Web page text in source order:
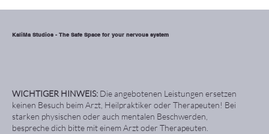
KaliMa Studios - The Safe Space for your nervous system
WICHTIGER HINWEIS: Die angebotenen Leistungen ersetzen
keinen Besuch beim Arzt, Heilpraktiker oder Therapeuten! Bei
starken physischen oder auch mentalen Beschwerden,
bespreche dich bitte mit einem Arzt oder Therapeuten.